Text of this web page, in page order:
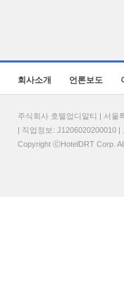
회사소개 언론보도
주식회사 호텔업디알티 | 서울
| 직업정보: J1206020200010
Copyright ⓒHotelDRT Corp.